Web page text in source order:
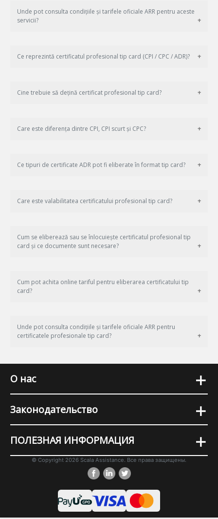
Unde pot consulta condițiile și tarifele oficiale ARR pentru aceste
servicii?
Ce reprezintă certificatul profesional tip card (CPI / CPC / ADR)?
Cine trebuie să dețină certificat profesional tip card?
Care este diferența dintre CPI, CPI scurt și CPC?
Ce tipuri de certificate ADR pot fi eliberate în format tip card?
Care este valabilitatea certificatului profesional tip card?
Cum se eliberează sau se înlocuiește certificatul profesional tip
card și ce documente sunt necesare?
Cum pot achita online tariful pentru eliberarea certificatului tip
card?
Unde pot consulta condițiile și tarifele oficiale ARR pentru
certificatele profesionale tip card?
О нас +
Законодательство +
ПОЛЕЗНАЯ ИНФОРМАЦИЯ +
© Copyright 2026 Scala Assistance. Все права защищены.